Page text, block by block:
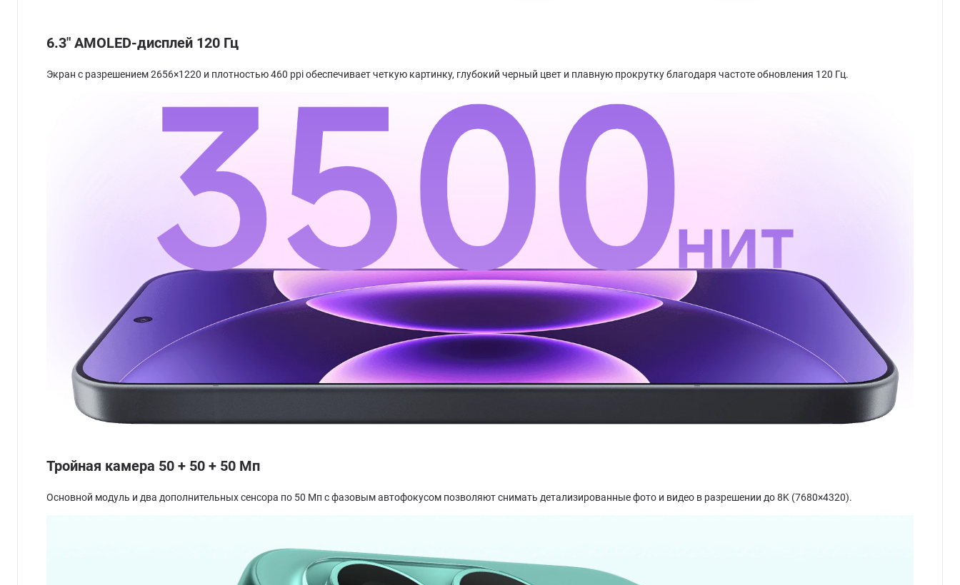
6.3" AMOLED-дисплей 120 Гц
Экран с разрешением 2656×1220 и плотностью 460 ppi обеспечивает четкую картинку, глубокий черный цвет и плавную прокрутку благодаря частоте обновления 120 Гц.
Тройная камера 50 + 50 + 50 Мп
Основной модуль и два дополнительных сенсора по 50 Мп с фазовым автофокусом позволяют снимать детализированные фото и видео в разрешении до 8K (7680×4320).